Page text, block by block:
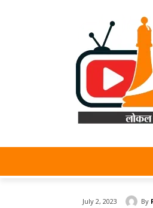
July 2, 2023 By